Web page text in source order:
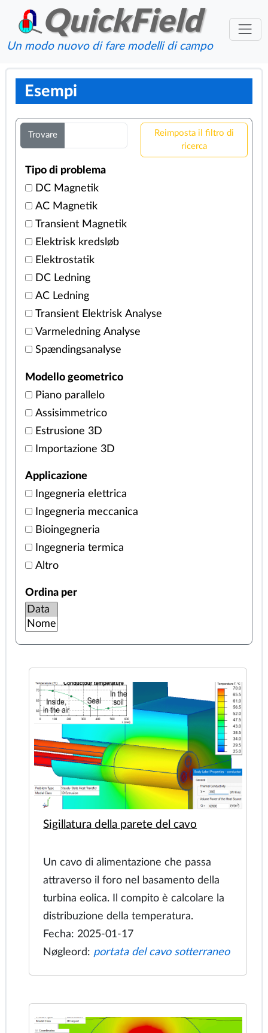
QuickField
Un modo nuovo di fare modelli di campo
Esempi
Reimposta il filtro di
Tipo di problema
DC Magnetik
AC Magnetik
Transient Magnetik
Elektrisk kredsløb
Elektrostatik
DC Ledning
AC Ledning
Transient Elektrisk Analyse
Varmeledning Analyse
Modello geometrico
Piano parallelo
Assisimmetrico
Estrusione 3D
Importazione 3D
Applicazione
Ingegneria elettrica
Ingegneria meccanica
Bioingegneria
Altro
Ordina per
Sigillatura della parete del cavo
attraverso il foro nel basamento della
turbina eolica. Il compito è calcolare la
Nøgleord:portata del cavo sotterraneo